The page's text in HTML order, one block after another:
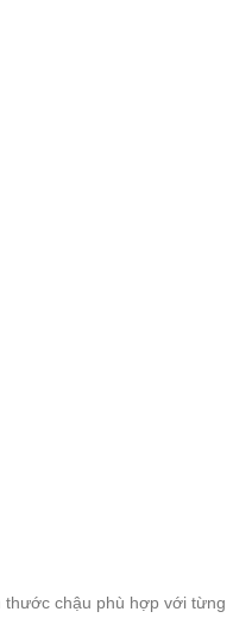
chậu phù hợp với từng